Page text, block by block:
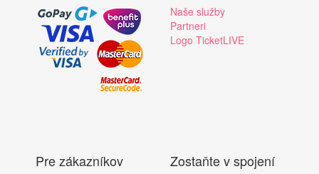
Naše služby
Partneri
Logo TicketLIVE
Pre zákazníkov Zostaňte v spojení